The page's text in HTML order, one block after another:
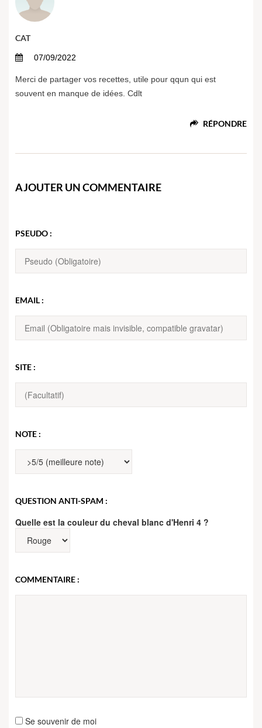
CAT
07/09/2022
Merci de partager vos recettes, utile pour qqun qui est
souvent en manque de idées. Cdlt
RÉPONDRE
AJOUTER UN COMMENTAIRE
PSEUDO :
EMAIL :
SITE :
NOTE :
QUESTION ANTI-SPAM :
Quelle est la couleur du cheval blanc d'Henri 4 ?
COMMENTAIRE :
Se souvenir de moi